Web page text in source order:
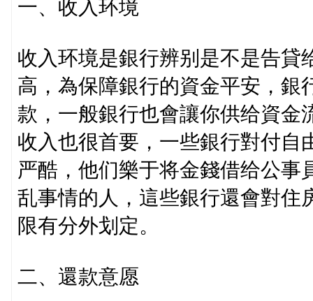
一、收入环境
收入环境是銀行辨别是不是告貸
高，為保障銀行的資金平安，銀
款，一般銀行也會讓你供给資金
收入也很首要，一些銀行對付自
严酷，他们樂于将金錢借给公事
乱事情的人，這些銀行還會對住
限有分外划定。
二、還款意愿